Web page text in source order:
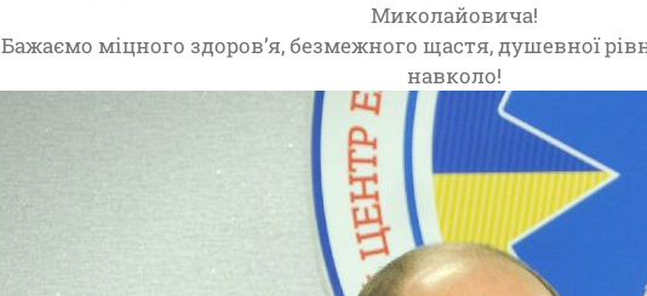
Миколайовича!
Бажаємо міцного здоров’я, безмежного щастя, душевної
навколо!